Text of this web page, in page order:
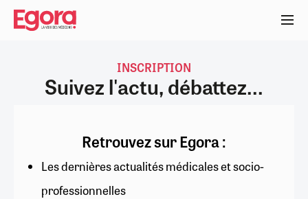
Aller
contenu
INSCRIPTION
Suivez l'actu, débattez...
Retrouvez sur Egora :
Les dernières actualités médicales et socio-
professionnelles